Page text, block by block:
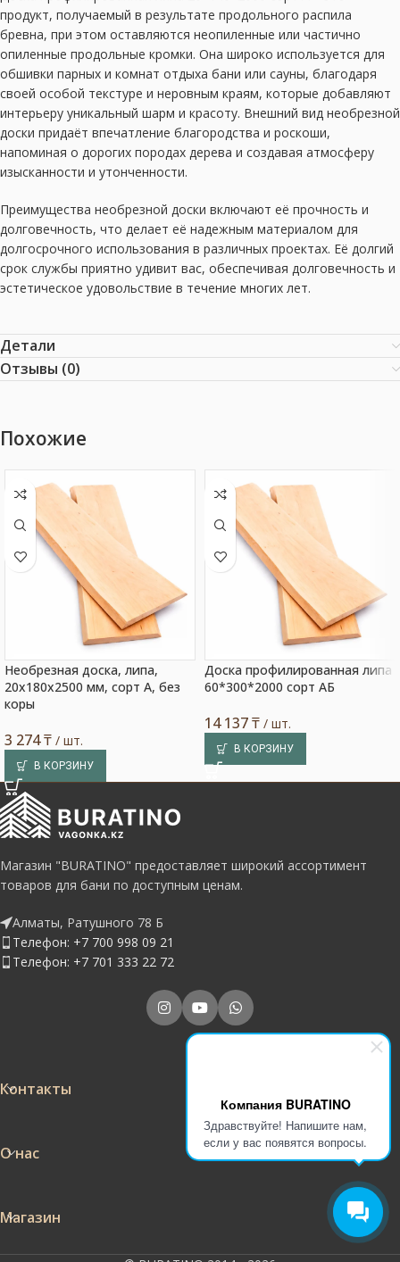
Компания BURATINO
Здравствуйте! Напишите нам,
если у вас появятся вопросы.
продукт, получаемый в результате продольного распила
бревна, при этом оставляются неопиленные или частично
опиленные продольные кромки. Она широко используется для
обшивки парных и комнат отдыха бани или сауны, благодаря
своей особой текстуре и неровным краям, которые добавляют
интерьеру уникальный шарм и красоту. Внешний вид необрезной
доски придаёт впечатление благородства и роскоши,
напоминая о дорогих породах дерева и создавая атмосферу
изысканности и утонченности.
Преимущества необрезной доски включают её прочность и
долговечность, что делает её надежным материалом для
долгосрочного использования в различных проектах. Её долгий
срок службы приятно удивит вас, обеспечивая долговечность и
эстетическое удовольствие в течение многих лет.
Детали
Отзывы (0)
Похожие
Необрезная доска, липа,
20x180x2500 мм, сорт A, без
коры
3 274₸ / шт.
В КОРЗИНУ
Доска профилированная липа
60*300*2000 сорт АБ
14 137₸ / шт.
В КОРЗИНУ
Магазин "BURATINO" предоставляет широкий ассортимент
товаров для бани по доступным ценам.
Алматы, Ратушного 78 Б
Телефон: +7 700 998 09 21
Телефон: +7 701 333 22 72
Контакты
О нас
Магазин